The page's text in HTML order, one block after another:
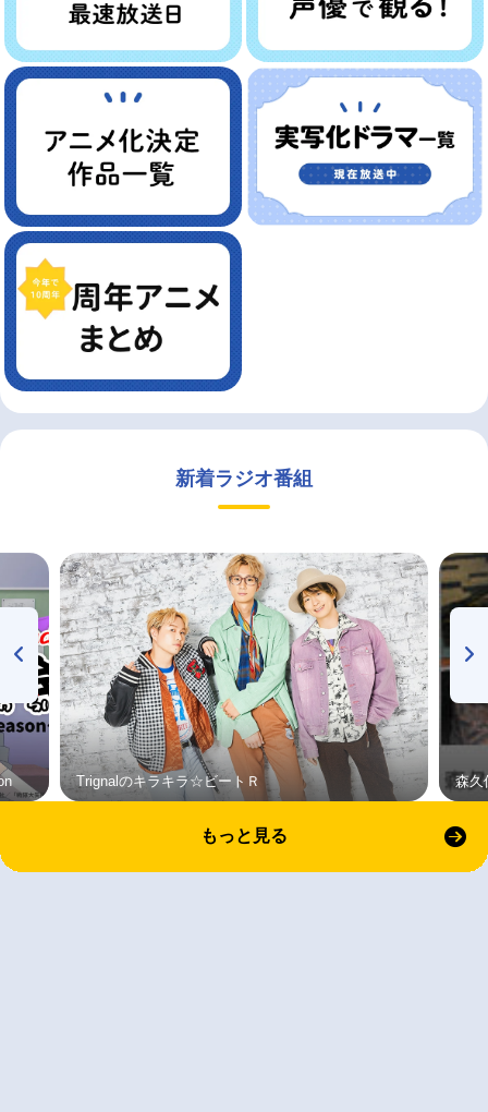
新着ラジオ番組
Trignalのキラキラ☆ビートＲ 森久
もっと見る